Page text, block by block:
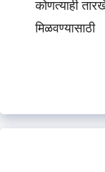
कोणत्याही
मिळवण्यासाठी